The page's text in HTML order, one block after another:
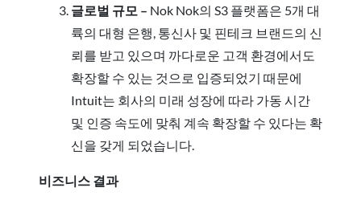
글로벌 규모 – Nok Nok의 S3 플랫폼은 5개 대
륙의 대형 은행, 통신사 및 핀테크 브랜드의 신
뢰를 받고 있으며 까다로운 고객 환경에서도
확장할 수 있는 것으로 입증되었기 때문에
Intuit는 회사의 미래 성장에 따라 가동 시간
및 인증 속도에 맞춰 계속 확장할 수 있다는 확
신을 갖게 되었습니다.
비즈니스 결과